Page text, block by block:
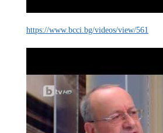
https://www.bcci.bg/videos/view/561